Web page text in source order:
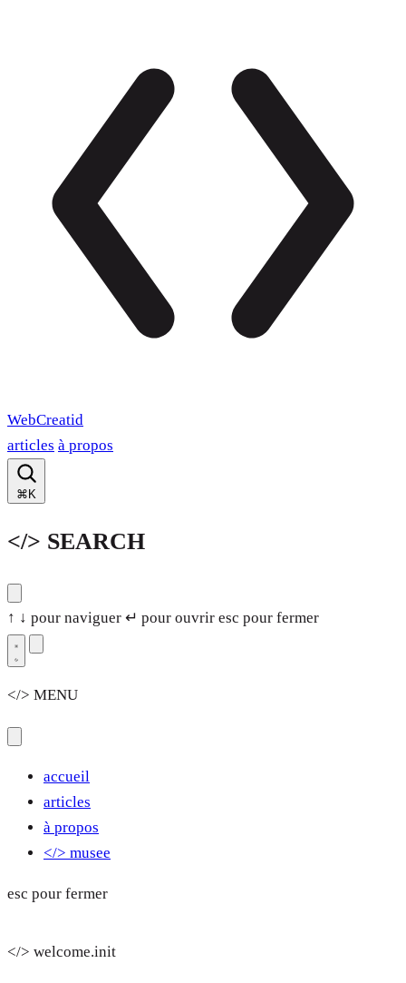
WebCreatid
articles à propos
⌘K
</> SEARCH
↑ ↓ pour naviguer ↵ pour ouvrir esc pour fermer
</> MENU
accueil
articles
à propos
</> musee
esc pour fermer
</> welcome.init